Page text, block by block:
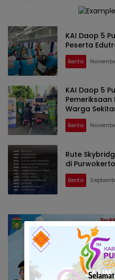
KAI Daop 5
Peserta
Berita
KAI Daop 5
Warga
Berita
Rute
di Purwokerto
Berita